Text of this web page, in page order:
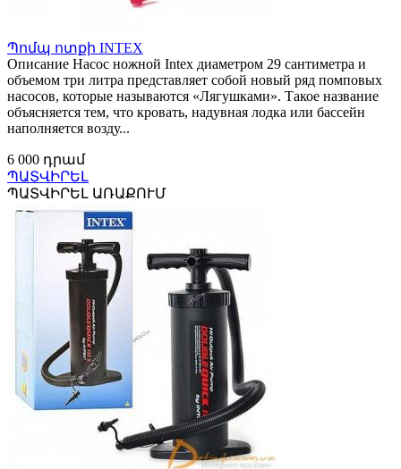
Պոմպ ոտքի INTEX
Описание Насос ножной Intex диаметром 29 сантиметра и
объемом три литра представляет собой новый ряд помповых
насосов, которые называются «Лягушками». Такое название
объясняется тем, что кровать, надувная лодка или бассейн
наполняется возду...
6 000 դրամ
ՊԱՏՎԻՐԵԼ
ՊԱՏՎԻՐԵԼ ԱՌԱՔՈՒՄ